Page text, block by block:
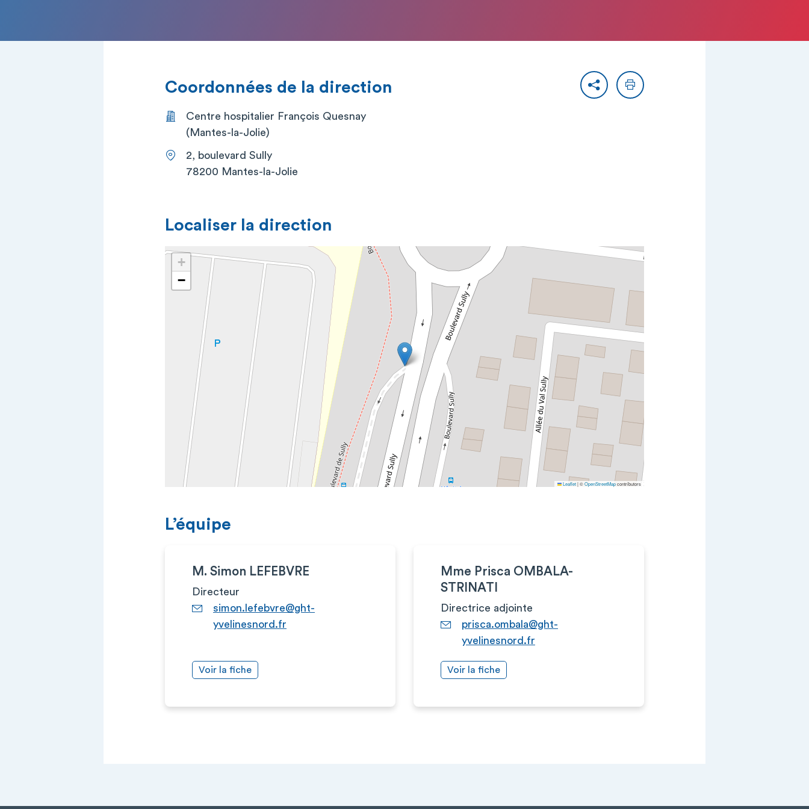
PartagerImprimer
Coordonnées de la direction
Centre hospitalier François Quesnay
(Mantes-la-Jolie)
2, boulevard Sully
78200 Mantes-la-Jolie
Localiser la direction
+
−
Leaflet|©OpenStreetMapcontributors
L’équipe
M. Simon LEFEBVRE
Directeur
simon.lefebvre@ght-
yvelinesnord.fr
Voir la fiche
Mme Prisca OMBALA-
STRINATI
Directrice adjointe
prisca.ombala@ght-
yvelinesnord.fr
Voir la fiche